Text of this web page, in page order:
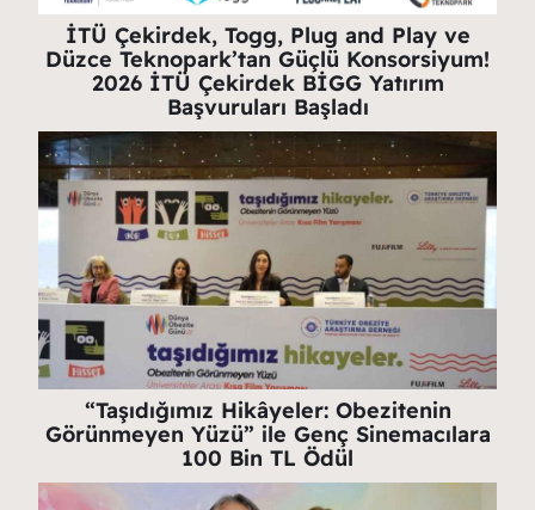
İTÜ Çekirdek, Togg, Plug and Play ve
Düzce Teknopark’tan Güçlü Konsorsiyum!
2026 İTÜ Çekirdek BİGG Yatırım
Başvuruları Başladı
“Taşıdığımız Hikâyeler: Obezitenin
Görünmeyen Yüzü” ile Genç Sinemacılara
100 Bin TL Ödül